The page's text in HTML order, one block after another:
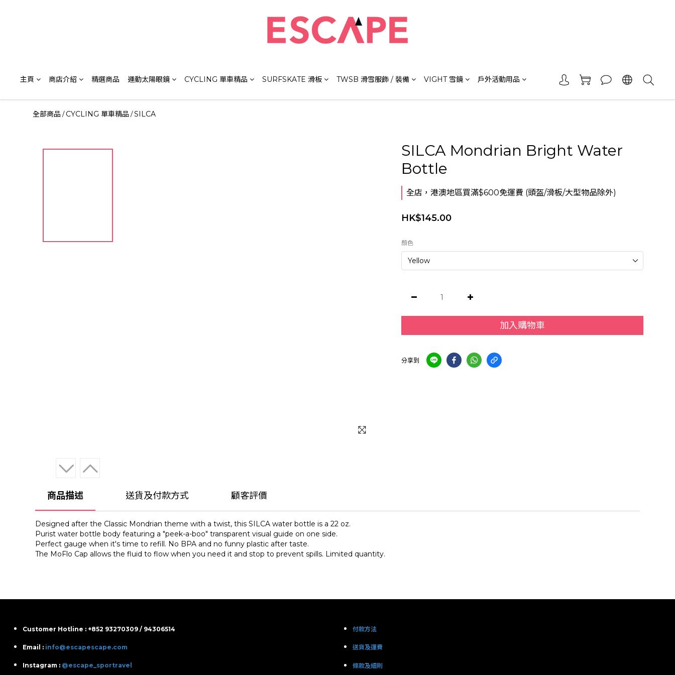
主頁 商店介紹 精選商品 運動太陽眼鏡 CYCLING 單車精品 SURFSKATE 滑板 TWSB 滑雪服飾 / 裝備 VIGHT 雪鏡 戶外活動用品
全部商品 /CYCLING 單車精品 /SILCA
SILCA Mondrian Bright Water
Bottle
全店，港澳地區買滿$600免運費 (頭盔/滑板/大型物品除外)
HK$145.00
顏色
加入購物車
分享到
商品描述 送貨及付款方式 顧客評價
Designed after the Classic Mondrian theme with a twist, this SILCA water bottle is a 22 oz.
Purist water bottle body featuring a "peek-a-boo" transparent visual guide on one side.
Perfect gauge when it's time to refill. No BPA and no funny plastic after taste.
The MoFlo Cap allows the fluid to flow when you need it and stop to prevent spills. Limited quantity.
Customer Hotline : +852 93270309 / 94306514
Email : info@escapescape.com
Instagram : @escape_sportravel
付款方法
送貨及運費
條款及細則